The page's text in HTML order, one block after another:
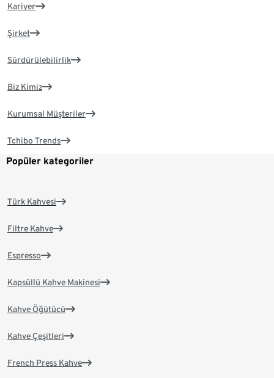
Kariyer
Şirket
Sürdürülebilirlik
Biz Kimiz
Kurumsal Müşteriler
Tchibo Trends
Popüler kategoriler
Türk Kahvesi
Filtre Kahve
Espresso
Kapsüllü Kahve Makinesi
Kahve Öğütücü
Kahve Çeşitleri
French Press Kahve